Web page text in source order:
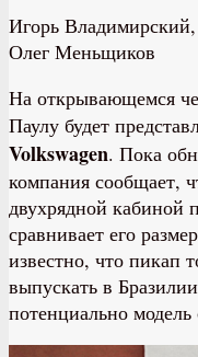
Игорь Владимирский,
Олег Меньщиков
На открывающемся
Паулу будет
Volkswagen. Пока
компания сообщает,
двухрядной кабиной
сравнивает его
известно, что пикап
выпускать в
потенциально модель